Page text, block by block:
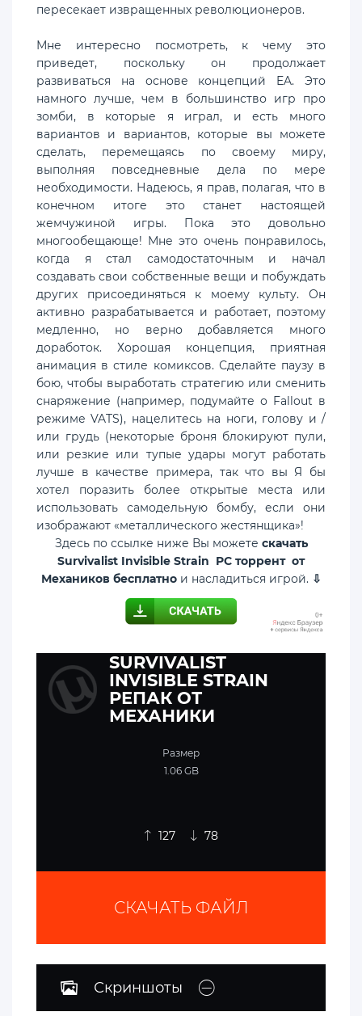
пересекает извращенных революционеров.
Мне интересно посмотреть, к чему это
приведет, поскольку он продолжает
развиваться на основе концепций EA. Это
намного лучше, чем в большинство игр про
зомби, в которые я играл, и есть много
вариантов и вариантов, которые вы можете
сделать, перемещаясь по своему миру,
выполняя повседневные дела по мере
необходимости. Надеюсь, я прав, полагая, что в
конечном итоге это станет настоящей
жемчужиной игры. Пока это довольно
многообещающе! Мне это очень понравилось,
когда я стал самодостаточным и начал
создавать свои собственные вещи и побуждать
других присоединяться к моему культу. Он
активно разрабатывается и работает, поэтому
медленно, но верно добавляется много
доработок. Хорошая концепция, приятная
анимация в стиле комиксов. Сделайте паузу в
бою, чтобы выработать стратегию или сменить
снаряжение (например, подумайте о Fallout в
режиме VATS), нацелитесь на ноги, голову и /
или грудь (некоторые броня блокируют пули,
или резкие или тупые удары могут работать
лучше в качестве примера, так что вы Я бы
хотел поразить более открытые места или
использовать самодельную бомбу, если они
изображают «металлического жестянщика»!
Здесь по ссылке ниже Вы можете скачать
Survivalist Invisible Strain PC торрент от
Механиков бесплатнои насладиться игрой. ⇩
SURVIVALIST
INVISIBLE STRAIN
РЕПАК ОТ
МЕХАНИКИ
Размер
1.06 GB
127 78
СКАЧАТЬ ФАЙЛ
Скриншоты